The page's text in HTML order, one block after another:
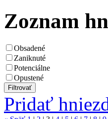
Zoznam
Obsadené
Zaniknuté
Potenciálne
Opustené
Pridať